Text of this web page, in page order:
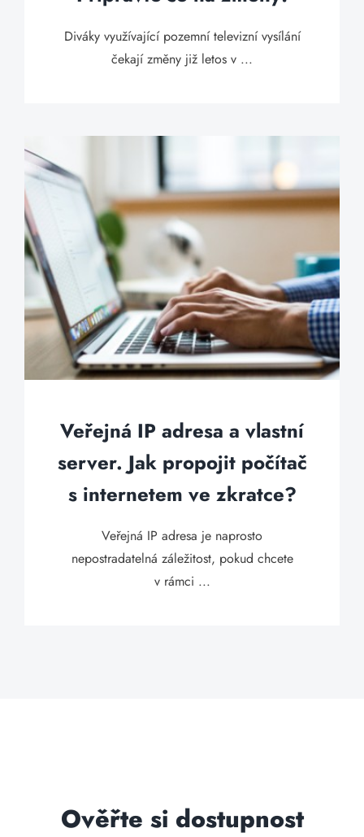
Diváky využívající pozemní televizní vysílání
čekají změny již letos v ...
Veřejná IP adresa a vlastní
server. Jak propojit počítač
s internetem ve zkratce?
Veřejná IP adresa je naprosto
nepostradatelná záležitost, pokud chcete
v rámci ...
Ověřte si dostupnost